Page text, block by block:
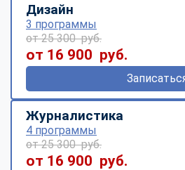
Дизайн
3 программы
от 25 300 руб.
от 16 900 руб.
Журналистика
4 программы
от 25 300 руб.
от 16 900 руб.